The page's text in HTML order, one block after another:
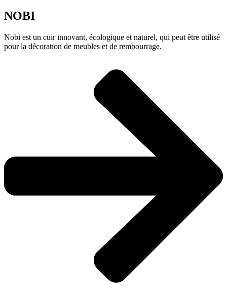
NOBI
Nobi est un cuir innovant, écologique et naturel, qui peut être utilisé
pour la décoration de meubles et de rembourrage.